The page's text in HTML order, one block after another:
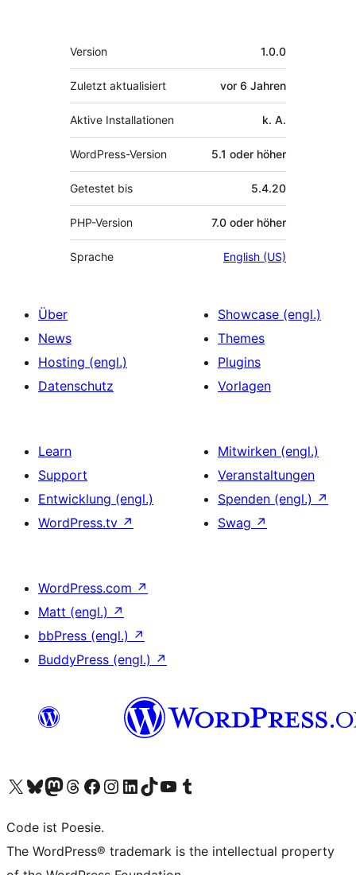
Meta
Version 1.0.0
Zuletzt aktualisiert vor 6 Jahren
Aktive Installationen k. A.
WordPress-Version 5.1 oder höher
Getestet bis 5.4.20
PHP-Version 7.0 oder höher
Sprache English (US)
Über
News
Hosting (engl.)
Datenschutz
Showcase (engl.)
Themes
Plugins
Vorlagen
Learn
Support
Entwicklung (engl.)
WordPress.tv ↗
Mitwirken (engl.)
Veranstaltungen
Spenden (engl.) ↗
Swag ↗
WordPress.com ↗
Matt (engl.) ↗
bbPress (engl.) ↗
BuddyPress (engl.) ↗
Unser X-Konto (früher Twitter) besuchen
Unser Bluesky-Konto besuchen
Unser Mastodon-Konto besuchen
Unser Threads-Konto besuchen
Unsere Facebook-Seite besuchen
Unser Instagram-Konto besuchen
Unser LinkedIn-Konto besuchen
Unser TikTok-Konto besuchen
Unseren YouTube-Kanal besuchen
Unser Tumblr-Konto besuchen
Code ist Poesie.
The WordPress® trademark is the intellectual property